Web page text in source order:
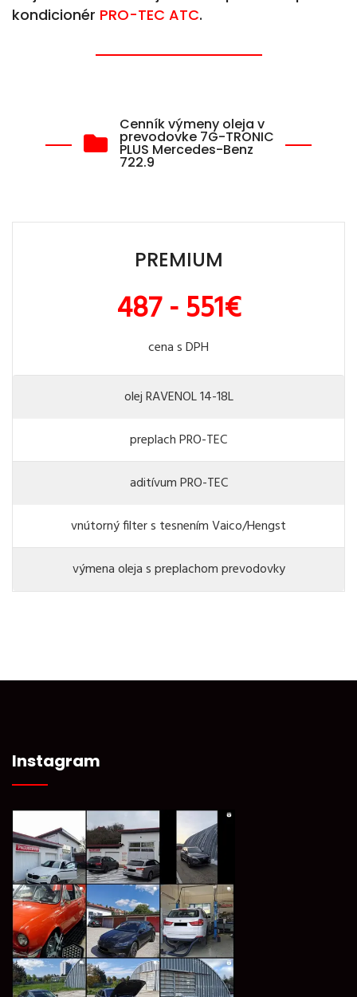
kondicionér PRO-TEC ATC.
Cenník výmeny oleja v
prevodovke 7G-TRONIC
PLUS Mercedes-Benz
722.9
PREMIUM
487 - 551€
cena s DPH
olej RAVENOL 14-18L
preplach PRO-TEC
aditívum PRO-TEC
vnútorný filter s tesnením Vaico/Hengst
výmena oleja s preplachom prevodovky
Instagram